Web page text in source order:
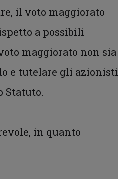
il voto maggiorato
a possibili
maggiorato non sia
e tutelare gli azionisti
Statuto.
in quanto